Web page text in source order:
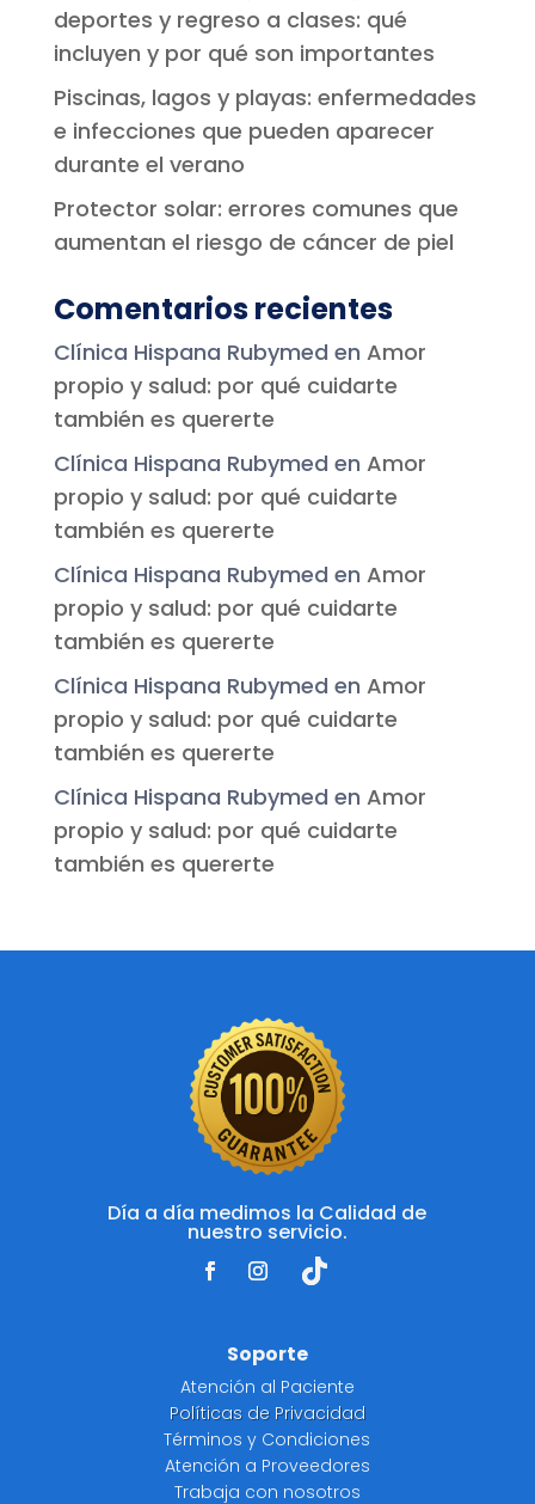
deportes y regreso a clases: qué
incluyen y por qué son importantes
Piscinas, lagos y playas: enfermedades
e infecciones que pueden aparecer
durante el verano
Protector solar: errores comunes que
aumentan el riesgo de cáncer de piel
Comentarios recientes
Clínica Hispana Rubymed en Amor
propio y salud: por qué cuidarte
también es quererte
Clínica Hispana Rubymed en Amor
propio y salud: por qué cuidarte
también es quererte
Clínica Hispana Rubymed en Amor
propio y salud: por qué cuidarte
también es quererte
Clínica Hispana Rubymed en Amor
propio y salud: por qué cuidarte
también es quererte
Clínica Hispana Rubymed en Amor
propio y salud: por qué cuidarte
también es quererte
Día a día medimos la Calidad de
nuestro servicio.
Soporte
Atención al Paciente
Políticas de Privacidad
Términos y Condiciones
Atención a Proveedores
Trabaja con nosotros